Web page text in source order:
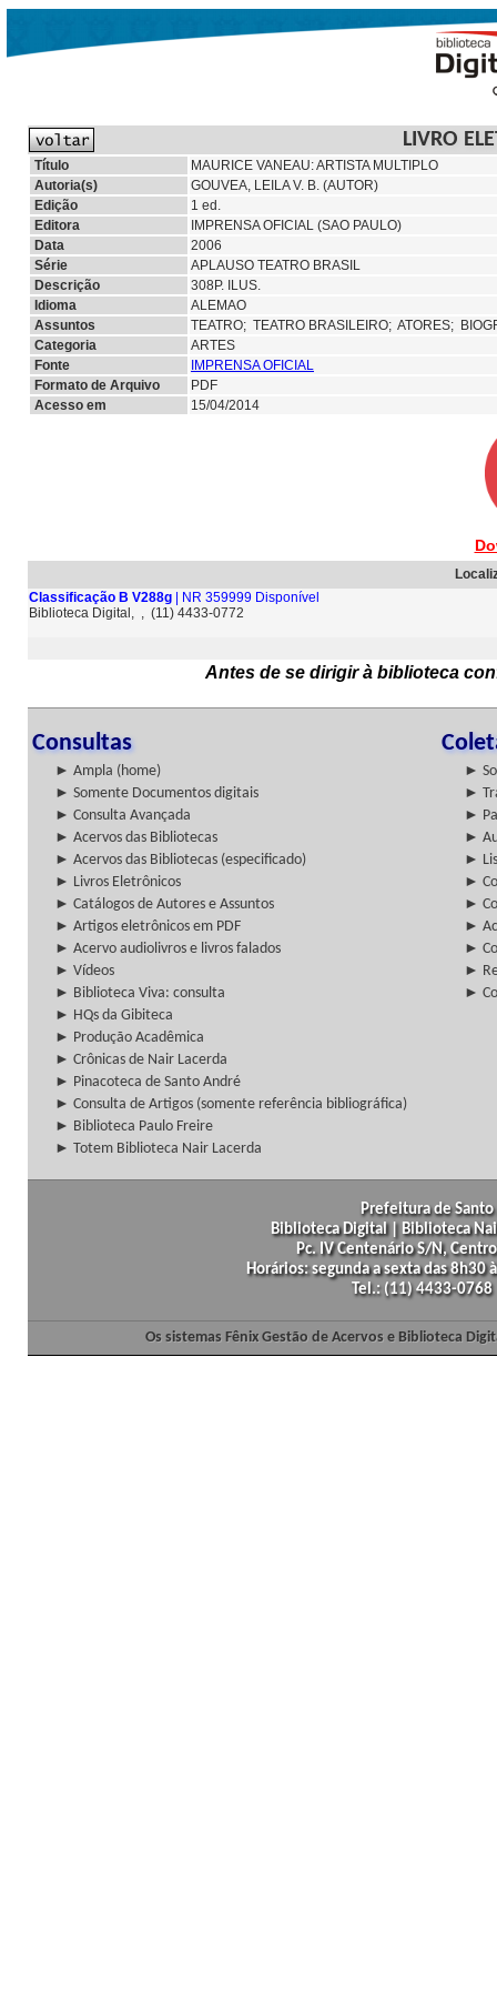
LIVRO
Título
MAURICE VANEAU: ARTISTA MULTIPLO
Autoria(s)
GOUVEA, LEILA V. B. (AUTOR)
Edição
1 ed.
Editora
IMPRENSA OFICIAL (SAO PAULO)
Data
2006
Série
APLAUSO TEATRO BRASIL
Descrição
308P. ILUS.
Idioma
ALEMAO
Assuntos
TEATRO; TEATRO BRASILEIRO; ATORES;
Categoria
ARTES
Fonte
IMPRENSA OFICIAL
Formato de Arquivo
PDF
Acesso em
15/04/2014
Classificação B V288g | NR 359999 Disponível
Biblioteca Digital, , (11) 4433-0772
Antes de se dirigir à biblioteca
Consultas
► Ampla (home)
►
► Somente Documentos digitais
►
► Consulta Avançada
►
► Acervos das Bibliotecas
►
► Acervos das Bibliotecas (especificado)
►
► Livros Eletrônicos
►
► Catálogos de Autores e Assuntos
►
► Artigos eletrônicos em PDF
►
► Acervo audiolivros e livros falados
►
► Vídeos
►
► Biblioteca Viva: consulta
►
► HQs da Gibiteca
► Produção Acadêmica
► Crônicas de Nair Lacerda
► Pinacoteca de Santo André
► Consulta de Artigos (somente referência bibliográfica)
► Biblioteca Paulo Freire
► Totem Biblioteca Nair Lacerda
Prefeitura de
Biblioteca Digital | Biblioteca
Pc. IV Centenário S/N,
Horários: segunda a sexta das
Tel.: (11) 4433-
Os sistemas Fênix Gestão de Acervos e Biblioteca